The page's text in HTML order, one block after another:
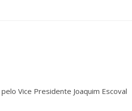
Vice Presidente Joaquim Escoval